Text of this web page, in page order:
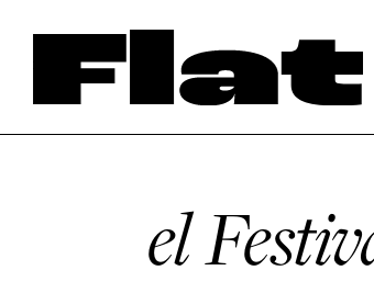
el